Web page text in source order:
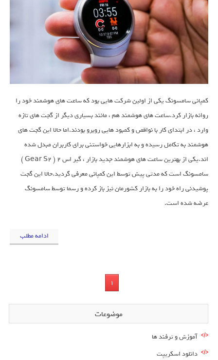
کمپانی سامسونگ یکی از اولین شرکت هایی بود که ساعت های هوشمند خود را
روانه بازار کرد.ساعت های هوشمند هم ، مانند بسیاری دیگر از گجت های تازه
وارد ، در ابتدای کار با نواقص و کمبود هایی روبرو بودند.اما حالا این گجت های
هوشمند به تکامل رسیده و به ابزارهایی خواستنی برای کاربران مبدل شده
اند.یکی از بهترین ساعت های هوشمند جدید بازار ، گیر اس ۲ ( Gear S2 )
سامسونگ است که مدتی پیش توسط این کمپانی معرفی گردید.حالا این گجت
پوشیدنی راه خود را به بازار کشورمان نیز باز کرده و رسما توسط سامسونگ
عرضه شده است.
ادامه مطلب
1
موضوعات
آموزش و ترفند ها
دانلود اسکریپت